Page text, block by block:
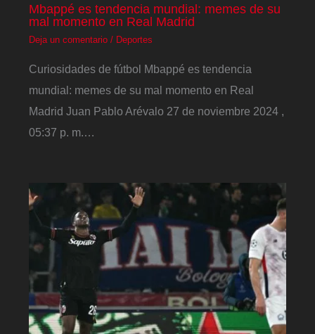
Mbappé es tendencia mundial: memes de su
mal momento en Real Madrid
Deja un comentario / Deportes
Curiosidades de fútbol Mbappé es tendencia
mundial: memes de su mal momento en Real
Madrid Juan Pablo Arévalo 27 de noviembre 2024 ,
05:37 p. m.…